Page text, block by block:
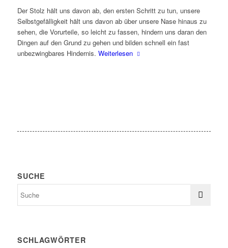
Der Stolz hält uns davon ab, den ersten Schritt zu tun, unsere
Selbstgefälligkeit hält uns davon ab über unsere Nase hinaus zu
sehen, die Vorurteile, so leicht zu fassen, hindern uns daran den
Dingen auf den Grund zu gehen und bilden schnell ein fast
unbezwingbares Hindernis. Weiterlesen
SUCHE
SCHLAGWÖRTER